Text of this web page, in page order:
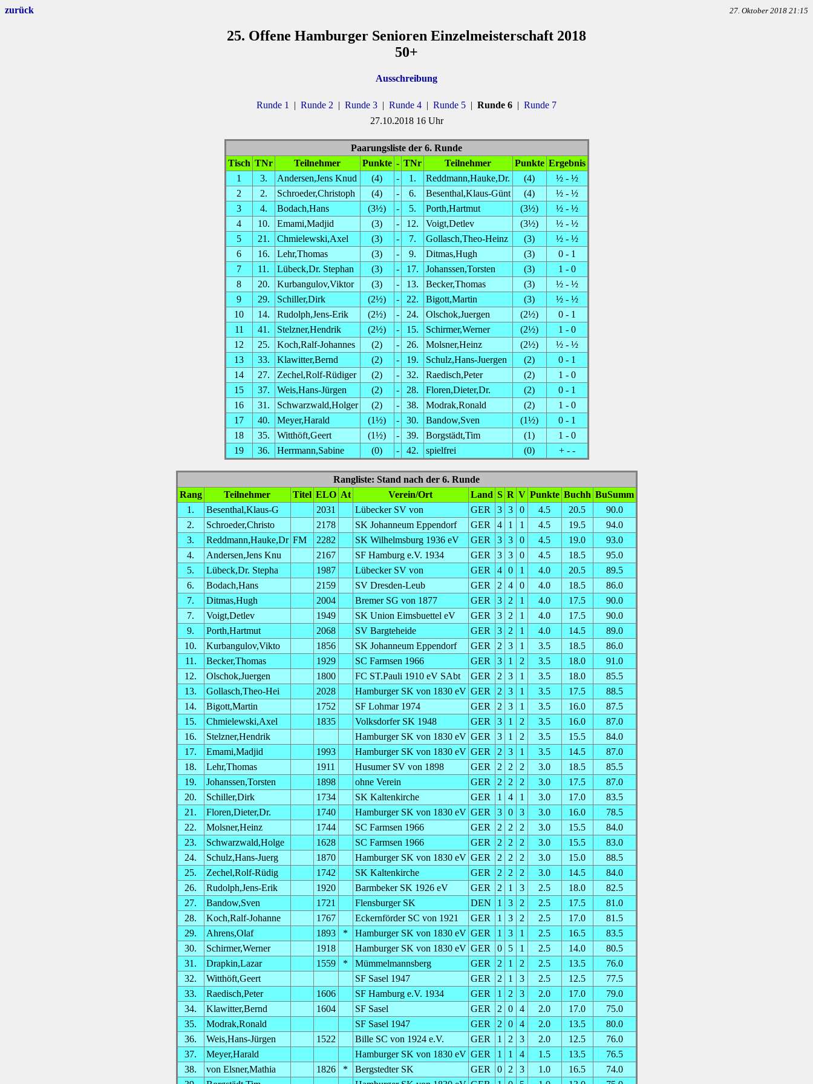
zurück 27. Oktober 2018 21:15
25. Offene Hamburger Senioren Einzelmeisterschaft 2018
50+
Ausschreibung
Runde 1 | Runde 2 | Runde 3 | Runde 4 | Runde 5 | Runde 6 | Runde 7
27.10.2018 16 Uhr
Paarungsliste der 6. Runde
Tisch TNr Teilnehmer Punkte - TNr Teilnehmer Punkte Ergebnis
1
3. Andersen,Jens Knud (4) - 1. Reddmann,Hauke,Dr. (4)
½ - ½
2
2. Schroeder,Christoph (4) - 6. Besenthal,Klaus-Günt (4)
½ - ½
3
4. Bodach,Hans (3½) - 5. Porth,Hartmut (3½)
½ - ½
4
10. Emami,Madjid (3) - 12. Voigt,Detlev (3½)
½ - ½
5
21. Chmielewski,Axel (3) - 7. Gollasch,Theo-Heinz (3)
½ - ½
6
16. Lehr,Thomas (3) - 9. Ditmas,Hugh (3)
0 - 1
7
11. Lübeck,Dr. Stephan (3) - 17. Johanssen,Torsten (3)
1 - 0
8
20. Kurbangulov,Viktor (3) - 13. Becker,Thomas (3)
½ - ½
9
29. Schiller,Dirk (2½) - 22. Bigott,Martin (3)
½ - ½
10
14. Rudolph,Jens-Erik (2½) - 24. Olschok,Juergen (2½)
0 - 1
11
41. Stelzner,Hendrik (2½) - 15. Schirmer,Werner (2½)
1 - 0
12
25. Koch,Ralf-Johannes (2) - 26. Molsner,Heinz (2½)
½ - ½
13
33. Klawitter,Bernd (2) - 19. Schulz,Hans-Juergen (2)
0 - 1
14
27. Zechel,Rolf-Rüdiger (2) - 32. Raedisch,Peter (2)
1 - 0
15
37. Weis,Hans-Jürgen (2) - 28. Floren,Dieter,Dr. (2)
0 - 1
16
31. Schwarzwald,Holger (2) - 38. Modrak,Ronald (2)
1 - 0
17
40. Meyer,Harald (1½) - 30. Bandow,Sven (1½)
0 - 1
18
35. Witthöft,Geert (1½) - 39. Borgstädt,Tim (1)
1 - 0
19
36. Herrmann,Sabine (0) - 42. spielfrei (0) + - -
Rangliste: Stand nach der 6. Runde
Rang
Teilnehmer Titel ELO At Verein/Ort Land S R V Punkte Buchh BuSumm
1.
Besenthal,Klaus-G 2031 Lübecker SV von GER 3 3 0 4.5 20.5
90.0
2.
Schroeder,Christo 2178 SK Johanneum Eppendorf GER 4 1 1 4.5 19.5
94.0
3.
Reddmann,Hauke,Dr FM 2282 SK Wilhelmsburg 1936 eV GER 3 3 0 4.5 19.0
93.0
4.
Andersen,Jens Knu 2167 SF Hamburg e.V. 1934 GER 3 3 0 4.5 18.5
95.0
5.
Lübeck,Dr. Stepha 1987 Lübecker SV von GER 4 0 1 4.0 20.5
89.5
6.
Bodach,Hans 2159 SV Dresden-Leub GER 2 4 0 4.0 18.5
86.0
7.
Ditmas,Hugh 2004 Bremer SG von 1877 GER 3 2 1 4.0 17.5
90.0
7.
Voigt,Detlev 1949 SK Union Eimsbuettel eV GER 3 2 1 4.0 17.5
90.0
9.
Porth,Hartmut 2068 SV Bargteheide GER 3 2 1 4.0 14.5
89.0
10.
Kurbangulov,Vikto 1856 SK Johanneum Eppendorf GER 2 3 1 3.5 18.5
86.0
11.
Becker,Thomas 1929 SC Farmsen 1966 GER 3 1 2 3.5 18.0
91.0
12.
Olschok,Juergen 1800 FC ST.Pauli 1910 eV SAbt GER 2 3 1 3.5 18.0
85.5
13.
Gollasch,Theo-Hei 2028 Hamburger SK von 1830 eV GER 2 3 1 3.5 17.5
88.5
14.
Bigott,Martin 1752 SF Lohmar 1974 GER 2 3 1 3.5 16.0
87.5
15.
Chmielewski,Axel 1835 Volksdorfer SK 1948 GER 3 1 2 3.5 16.0
87.0
16.
Stelzner,Hendrik Hamburger SK von 1830 eV GER 3 1 2 3.5 15.5
84.0
17.
Emami,Madjid 1993 Hamburger SK von 1830 eV GER 2 3 1 3.5 14.5
87.0
18.
Lehr,Thomas 1911 Husumer SV von 1898 GER 2 2 2 3.0 18.5
85.5
19.
Johanssen,Torsten 1898 ohne Verein GER 2 2 2 3.0 17.5
87.0
20.
Schiller,Dirk 1734 SK Kaltenkirche GER 1 4 1 3.0 17.0
83.5
21.
Floren,Dieter,Dr. 1740 Hamburger SK von 1830 eV GER 3 0 3 3.0 16.0
78.5
22.
Molsner,Heinz 1744 SC Farmsen 1966 GER 2 2 2 3.0 15.5
84.0
23.
Schwarzwald,Holge 1628 SC Farmsen 1966 GER 2 2 2 3.0 15.5
83.0
24.
Schulz,Hans-Juerg 1870 Hamburger SK von 1830 eV GER 2 2 2 3.0 15.0
88.5
25.
Zechel,Rolf-Rüdig 1742 SK Kaltenkirche GER 2 2 2 3.0 14.5
84.0
26.
Rudolph,Jens-Erik 1920 Barmbeker SK 1926 eV GER 2 1 3 2.5 18.0
82.5
27.
Bandow,Sven 1721 Flensburger SK DEN 1 3 2 2.5 17.5
81.0
28.
Koch,Ralf-Johanne 1767 Eckernförder SC von 1921 GER 1 3 2 2.5 17.0
81.5
29.
Ahrens,Olaf 1893 * Hamburger SK von 1830 eV GER 1 3 1 2.5 16.5
83.5
30.
Schirmer,Werner 1918 Hamburger SK von 1830 eV GER 0 5 1 2.5 14.0
80.5
31.
Drapkin,Lazar 1559 * Mümmelmannsberg GER 2 1 2 2.5 13.5
76.0
32.
Witthöft,Geert SF Sasel 1947 GER 2 1 3 2.5 12.5
77.5
33.
Raedisch,Peter 1606 SF Hamburg e.V. 1934 GER 1 2 3 2.0 17.0
79.0
34.
Klawitter,Bernd 1604 SF Sasel GER 2 0 4 2.0 17.0
75.0
35.
Modrak,Ronald SF Sasel 1947 GER 2 0 4 2.0 13.5
80.0
36.
Weis,Hans-Jürgen 1522 Bille SC von 1924 e.V. GER 1 2 3 2.0 12.5
76.0
37.
Meyer,Harald Hamburger SK von 1830 eV GER 1 1 4 1.5 13.5
76.5
38.
von Elsner,Mathia 1826 * Bergstedter SK GER 0 2 3 1.0 16.5
74.0